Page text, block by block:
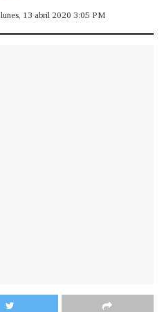
lunes, 13 abril 2020 3:05 PM